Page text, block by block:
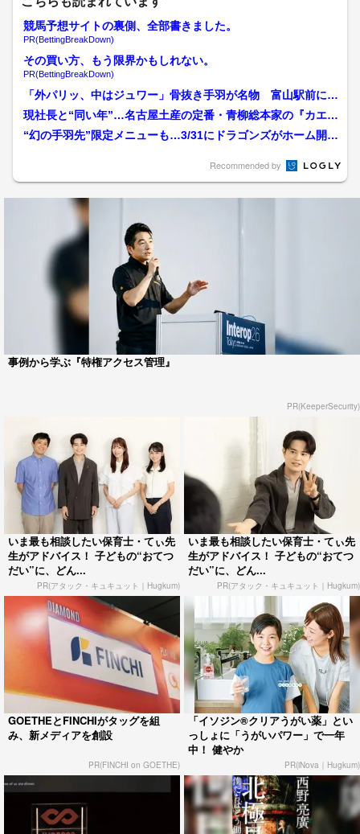
競馬予想サイトの裏側、全部書きました。
PR(BettingBreakDown)
その買い方、もう限界かもしれない。
PR(BettingBreakDown)
「外パリッ、中はジュワー」骨抜き手羽が名物 富山駅前に焼
鳥たてやまがオープン、お...
現社長と“同い年”…名古屋土産の定番・青柳総本家の『カエル
まんじゅう』手作業で生...
“幻の手羽先”限定メニューも…3/31にドラゴンズがホーム開幕
Recommended by
事例から学ぶ『特権アクセス管理』
PR(KeeperSecurity)
いま最も相談したい保育士・てぃ先
生がアドバイス！ 子どもの“おてつ
だい”に、どん...
PR(アタック・キュキュット｜Hugkum)
いま最も相談したい保育士・てぃ先
生がアドバイス！ 子どもの“おてつ
だい”に、どん...
PR(アタック・キュキュット｜Hugkum)
GOETHEとFINCHIがタッグを組
み、新メディアを創設
PR(FINCHI on GOETHE)
「イソジン®クリアうがい薬」とい
っしょに「うがいパワー」で一年
中！ 健やか
PR(iNova｜Hugkum)